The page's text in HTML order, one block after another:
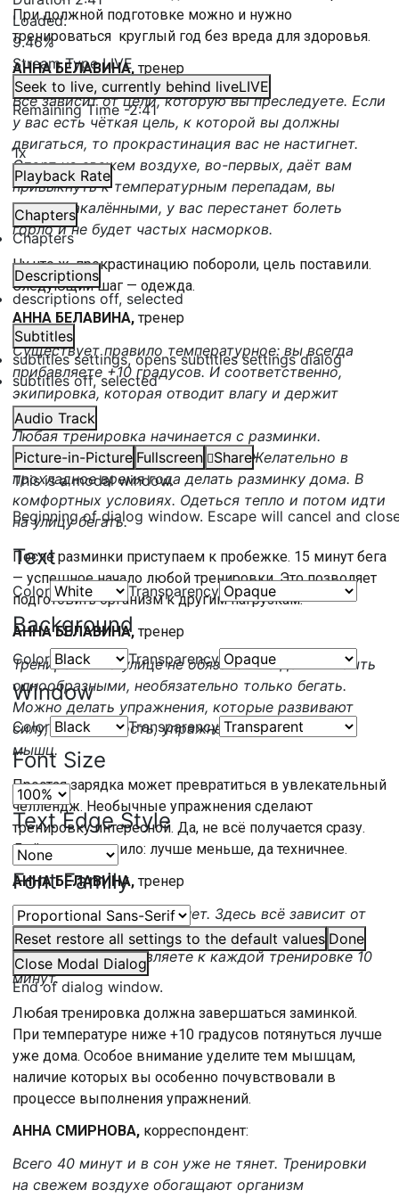
Loaded:
9.46%
Stream TypeLIVE
Seek to live, currently behind liveLIVE
Remaining Time-2:41
1x
Playback Rate
Chapters
Chapters
Descriptions
descriptions off, selected
Subtitles
subtitles settings, opens subtitles settings dialog
subtitles off, selected
Audio Track
Picture-in-Picture Fullscreen
Share
This is a modal window.
Beginning of dialog window. Escape will cancel and
Text
Color Transparency
Background
Color Transparency
Window
Color Transparency
Font Size
Text Edge Style
Font Family
Reset restore all settings to the default values Done
Close Modal Dialog
End of dialog window.
При должной подготовке можно и нужно
тренироваться круглый год без вреда для здоровья.
АННА БЕЛАВИНА, тренер
Всё зависит от цели, которую вы преследуете. Если
у вас есть чёткая цель, к которой вы должны
двигаться, то прокрастинация вас не настигнет.
Спорт на свежем воздухе, во-первых, даёт вам
привыкнуть к температурным перепадам, вы
будете закалёнными, у вас перестанет болеть
горло и не будет частых насморков.
Ну что ж, прокрастинацию побороли, цель поставили.
Следующий шаг — одежда.
АННА БЕЛАВИНА, тренер
Существует правило температурное: вы всегда
прибавляете +10 градусов. И соответственно,
экипировка, которая отводит влагу и держит
тепло.
Любая тренировка начинается с разминки.
Разминку начинаем сверху вниз. Желательно в
прохладное время года делать разминку дома. В
комфортных условиях. Одеться тепло и потом идти
на улицу бегать.
После разминки приступаем к пробежке. 15 минут бега
— успешное начало любой тренировки. Это позволяет
подготовить организм к другим нагрузкам.
АННА БЕЛАВИНА, тренер
Тренировки на улице не обязательно должны быть
однообразными, необязательно только бегать.
Можно делать упражнения, которые развивают
силу, выносливость, упражнения на все группы
мышц.
Простая зарядка может превратиться в увлекательный
челлендж. Необычные упражнения сделают
тренировку интересной. Да, не всё получается сразу.
Действует правило: лучше меньше, да техничнее.
АННА БЕЛАВИНА, тренер
Предела совершенству нет. Здесь всё зависит от
уровня вашей подготовки. Если вы начинающий
бегун, то вы прибавляете к каждой тренировке 10
минут.
Любая тренировка должна завершаться заминкой.
При температуре ниже +10 градусов потянуться лучше
уже дома. Особое внимание уделите тем мышцам,
наличие которых вы особенно почувствовали в
процессе выполнения упражнений.
АННА СМИРНОВА, корреспондент:
Всего 40 минут и в сон уже не тянет. Тренировки
на свежем воздухе обогащают организм